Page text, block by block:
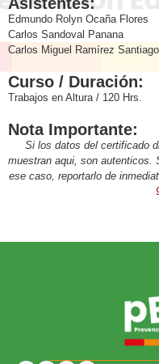
Edmundo Rolyn Ocaña Flores
Carlos Sandoval Panana
Carlos Miguel Ramírez Santiago
Curso / Duración:
Trabajos en Altura / 120 Hrs.
Nota Importante:
Si los datos del certificado
muestran aqui, son autenticos.
ese caso, reportarlo de